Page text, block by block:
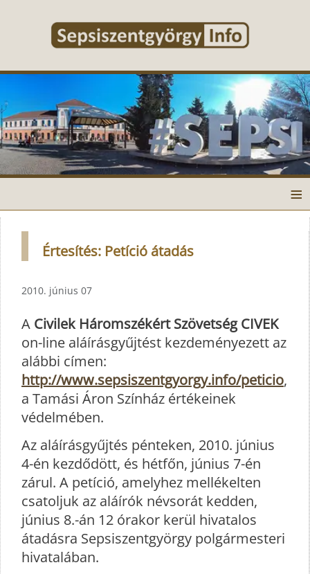
≡
Értesítés: Petíció átadás
2010. június 07
A Civilek Háromszékért Szövetség CIVEK
on-line aláírásgyűjtést kezdeményezett az
alábbi címen:
http://www.sepsiszentgyorgy.info/peticio,
a Tamási Áron Színház értékeinek
védelmében.
Az aláírásgyűjtés pénteken, 2010. június
4-én kezdődött, és hétfőn, június 7-én
zárul. A petíció, amelyhez mellékelten
csatoljuk az aláírók névsorát kedden,
június 8.-án 12 órakor kerül hivatalos
átadásra Sepsiszentgyörgy polgármesteri
hivatalában.